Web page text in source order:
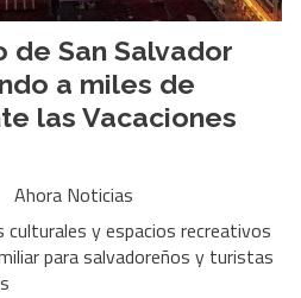
de San Salvador
a miles de
las Vacaciones
Ahora Noticias
culturales y espacios recreativos
para salvadoreños y turistas